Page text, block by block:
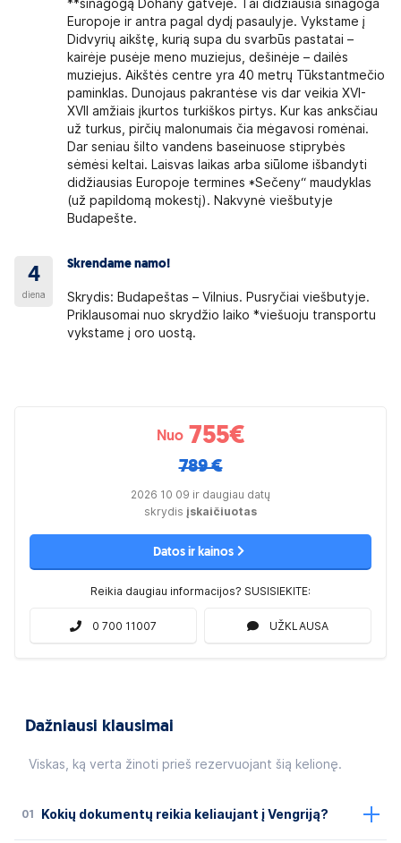
**sinagogą Dohány gatvėje. Tai didžiausia sinagoga
Europoje ir antra pagal dydį pasaulyje. Vykstame į
Didvyrių aikštę, kurią supa du svarbūs pastatai –
kairėje pusėje meno muziejus, dešinėje – dailės
muziejus. Aikštės centre yra 40 metrų Tūkstantmečio
paminklas. Dunojaus pakrantėse vis dar veikia XVI-
XVII amžiais įkurtos turkiškos pirtys. Kur kas anksčiau
už turkus, pirčių malonumais čia mėgavosi romėnai.
Dar seniau šilto vandens baseinuose stiprybės
sėmėsi keltai. Laisvas laikas arba siūlome išbandyti
didžiausias Europoje termines *Sečeny“ maudyklas
(už papildomą mokestį). Nakvynė viešbutyje
Budapešte.
4
diena
Skrendame namo!
Skrydis: Budapeštas – Vilnius. Pusryčiai viešbutyje.
Priklausomai nuo skrydžio laiko *viešuoju transportu
vykstame į oro uostą.
Nuo 755€
789 €
2026 10 09 ir daugiau datų
skrydis įskaičiuotas
Datos ir kainos
Reikia daugiau informacijos? SUSISIEKITE:
0 700 11007 UŽKLAUSA
Dažniausi klausimai
Viskas, ką verta žinoti prieš rezervuojant šią kelionę.
01 Kokių dokumentų reikia keliaujant į Vengriją?